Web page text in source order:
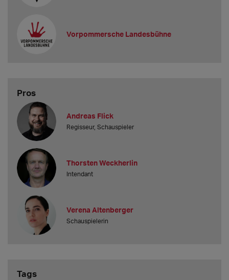
Vorpommersche Landesbühne
Pros
Andreas Flick
Regisseur, Schauspieler
Thorsten Weckherlin
Intendant
Verena Altenberger
Schauspielerin
Tags